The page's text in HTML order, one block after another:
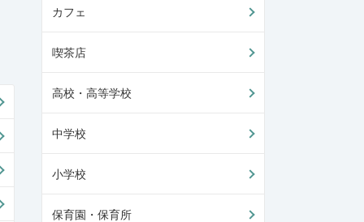
カフェ
喫茶店
高校・高等学校
中学校
小学校
保育園・保育所